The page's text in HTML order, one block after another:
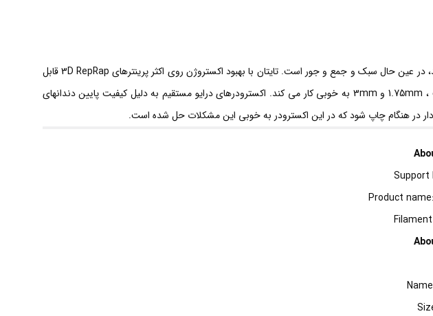
فیلامنت
1.75
کیت اکسترودر تایتان E3D با استفاده از نسبت دنده 3: 1 ، هاب تراشکاری شده و اهرم قابل تنظیم یک اکسترودر قدرتمند، در عین حال سبک و جمع و جور است. تایتان با بهبود اکستروژن روی اکثر پرینترهای 3D RepRap قابل
نصب است و اکسترودر توصیه شده برای همه HotEnd ها می باشد. Titan با کلیه مدل ها از قبیل Bowden ، دایرکت ، 1.75mm و 3mm به خوبی کار می کند. اکسترودرهای درایو مستقیم به دلیل کیفیت پایین دندانهای
Support
Product